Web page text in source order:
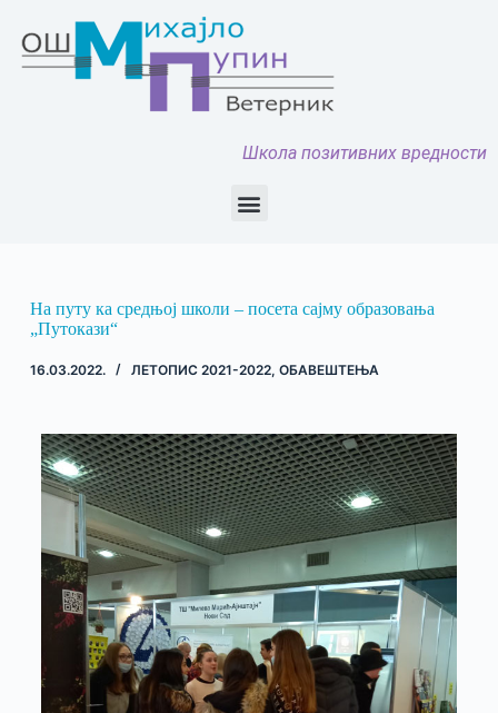
Школа позитивних вредности
На путу ка средњој школи – посета сајму образовања
„Путокази“
16.03.2022. ЛЕТОПИС 2021-2022, ОБАВЕШТЕЊА